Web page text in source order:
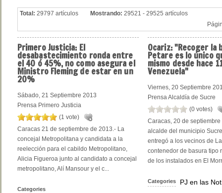
Total: 29797 artículos Mostrando: 29521 - 29525 artículos
PrimeroJusticia: El
desabastecimiento ronda entre
el 40 ó 45%, no como asegura el
Ministro Fleming de estar en un
20%
Sábado, 21 Septiembre 2013
Prensa Primero Justicia
(1 vote)
Caracas 21 de septiembre de 2013.- La
concejal Metropolitana y candidata a la
reelección para el cabildo Metropolitano,
Alicia Figueroa junto al candidato a concejal
metropolitano, Alí Mansour y el c...
Categories
Ocariz:"Recoger la
Petare es lo único
mismo desde hace
Venezuela"
Viernes, 20 Septiembre
Prensa Alcaldía de Sucre
(0 votes)
Caracas, 20 de
alcalde del municipio
entregó a los vecinos de
contenedor de basura tipo
de los instalados en El
Categories PJ en las